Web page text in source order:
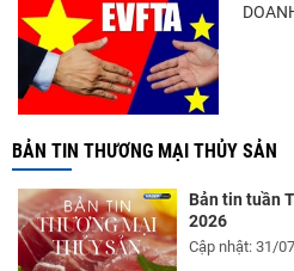
BẢN TIN THƯƠNG MẠI THỦY SẢN
Bản tin tuần
2026
Cập nhật: 31/